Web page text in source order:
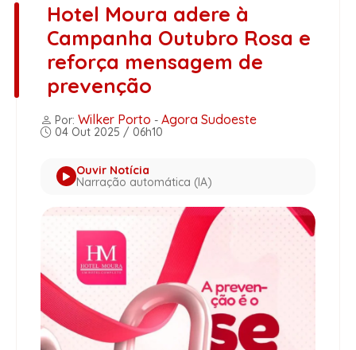
Hotel Moura adere à
Campanha Outubro Rosa e
reforça mensagem de
prevenção
Por: Wilker Porto - Agora Sudoeste
04 Out 2025 / 06h10
Ouvir Notícia
Narração automática (IA)